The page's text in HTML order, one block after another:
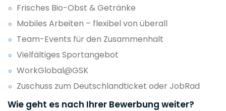
Frisches Bio-Obst & Getränke
Mobiles Arbeiten – flexibel von überall
Team-Events für den Zusammenhalt
Vielfältiges Sportangebot
WorkGlobal@GSK
Zuschuss zum Deutschlandticket oder JobRad
Wie geht es nach Ihrer Bewerbung weiter?